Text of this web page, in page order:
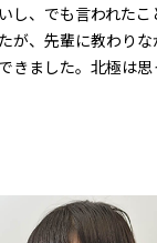
し、でも言われた
が、先輩に教わり
きました。北極は